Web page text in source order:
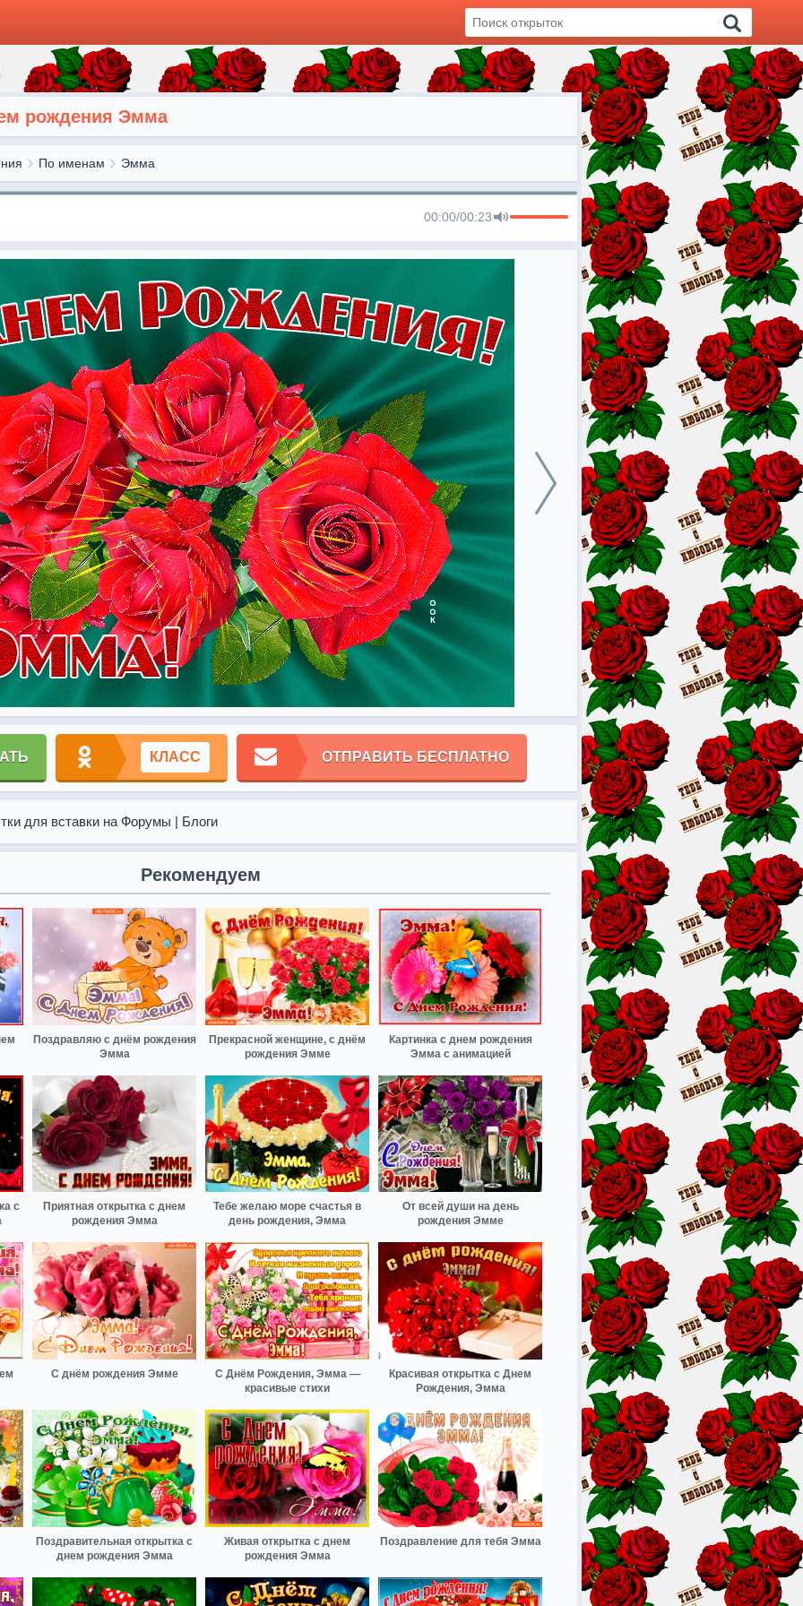
рождения Эмма
По именам Эмма
00:00/00:23
КЛАСС ОТПРАВИТЬ БЕСПЛАТНО
для вставки на Форумы | Блоги
Рекомендуем
Поздравляю с днём рождения
Эмма
Прекрасной женщине, с днём
рождения Эмме
Картинка с днем рождения
Эмма с анимацией
с
Приятная открытка с днем
рождения Эмма
Тебе желаю море счастья в
день рождения, Эмма
От всей души на день
рождения Эмме
С днём рождения Эмме
С Днём Рождения, Эмма —
красивые стихи
Красивая открытка с Днем
Рождения, Эмма
Поздравительная открытка с
днем рождения Эмма
Живая открытка с днем
рождения Эмма
Поздравление для тебя Эмма